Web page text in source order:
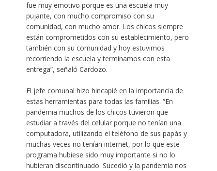
fue muy emotivo porque es una escuela muy
pujante, con mucho compromiso con su
comunidad, con mucho amor. Los chicos siempre
están comprometidos con su establecimiento, pero
también con su comunidad y hoy estuvimos
recorriendo la escuela y terminamos con esta
entrega”, señaló Cardozo.
El jefe comunal hizo hincapié en la importancia de
estas herramientas para todas las familias. “En
pandemia muchos de los chicos tuvieron que
estudiar a través del celular porque no tenían una
computadora, utilizando el teléfono de sus papás y
muchas veces no tenían internet, por lo que este
programa hubiese sido muy importante si no lo
hubieran discontinuado. Sucedió y la pandemia nos